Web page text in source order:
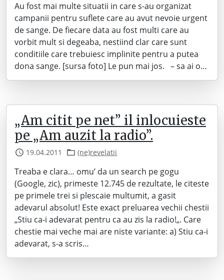
Au fost mai multe situatii in care s-au organizat
campanii pentru suflete care au avut nevoie urgent
de sange. De fiecare data au fost multi care au
vorbit mult si degeaba, nestiind clar care sunt
conditiile care trebuiesc implinite pentru a putea
dona sange. [sursa foto] Le pun mai jos. – sa ai o…
„Am citit pe net” il inlocuieste
pe „Am auzit la radio”.
19.04.2011 (ne)revelatii
Treaba e clara… omu’ da un search pe gogu
(Google, zic), primeste 12.745 de rezultate, le citeste
pe primele trei si plescaie multumit, a gasit
adevarul absolut! Este exact preluarea vechii chestii
„Stiu ca-i adevarat pentru ca au zis la radio!„. Care
chestie mai veche mai are niste variante: a) Stiu ca-i
adevarat, s-a scris…